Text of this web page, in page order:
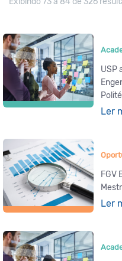
USP
Ler
FGV
Ler